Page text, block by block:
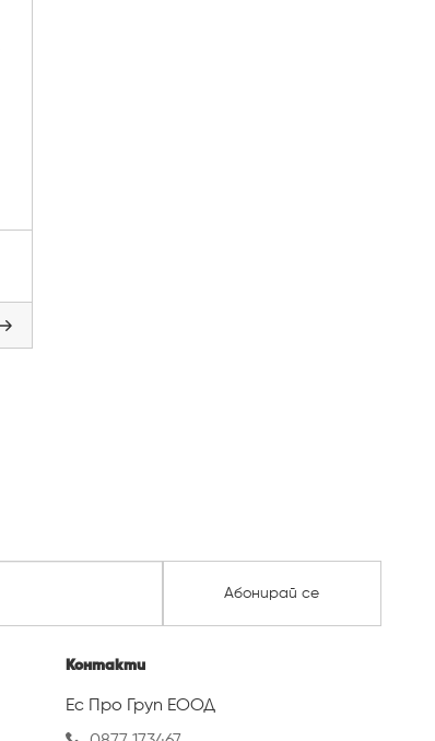
Абонирай се
Контакти
Ес Про Груп ЕООД